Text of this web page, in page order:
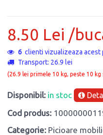
8.50 Lei
6 clienti vizualizeaza acest
Transport: 26.9 lei
(26.9 lei primele 10 kg, peste 10 kg
Disponibil: in stoc
Cod produs:
Categorie: Picioare